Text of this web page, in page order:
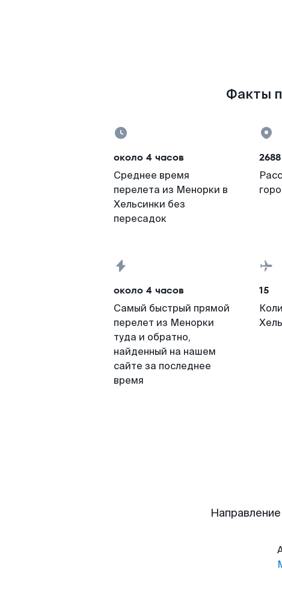
Факты
около 4 часов
Среднее время
перелета из Менорки в
Хельсинки без
пересадок
около 4 часов
Самый быстрый прямой
перелет из Менорки
туда и обратно,
найденный на нашем
сайте за последнее
время
15